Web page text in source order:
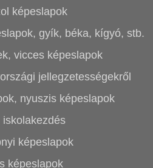
képeslapok
gyík, béka, kígyó, stb.
vicces képeslapok
jellegzetességekről
nyuszis képeslapok
iskolakezdés
képeslapok
képeslapok